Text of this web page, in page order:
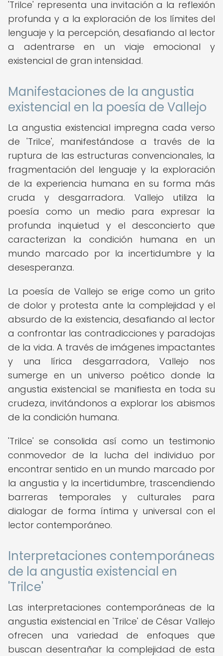
'Trilce' representa una invitación a la reflexión
profunda y a la exploración de los límites del
lenguaje y la percepción, desafiando al lector
a adentrarse en un viaje emocional y
existencial de gran intensidad.
Manifestaciones de la angustia
existencial en la poesía de Vallejo
La angustia existencial impregna cada verso
de 'Trilce', manifestándose a través de la
ruptura de las estructuras convencionales, la
fragmentación del lenguaje y la exploración
de la experiencia humana en su forma más
cruda y desgarradora. Vallejo utiliza la
poesía como un medio para expresar la
profunda inquietud y el desconcierto que
caracterizan la condición humana en un
mundo marcado por la incertidumbre y la
desesperanza.
La poesía de Vallejo se erige como un grito
de dolor y protesta ante la complejidad y el
absurdo de la existencia, desafiando al lector
a confrontar las contradicciones y paradojas
de la vida. A través de imágenes impactantes
y una lírica desgarradora, Vallejo nos
sumerge en un universo poético donde la
angustia existencial se manifiesta en toda su
crudeza, invitándonos a explorar los abismos
de la condición humana.
'Trilce' se consolida así como un testimonio
conmovedor de la lucha del individuo por
encontrar sentido en un mundo marcado por
la angustia y la incertidumbre, trascendiendo
barreras temporales y culturales para
dialogar de forma íntima y universal con el
lector contemporáneo.
Interpretaciones contemporáneas
de la angustia existencial en
'Trilce'
Las interpretaciones contemporáneas de la
angustia existencial en 'Trilce' de César Vallejo
ofrecen una variedad de enfoques que
buscan desentrañar la complejidad de esta